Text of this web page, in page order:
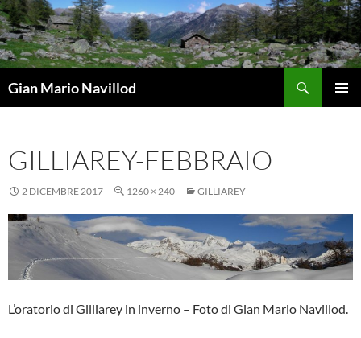
Vai
al
contenuto
Gian Mario Navillod
GILLIAREY-FEBBRAIO
2 DICEMBRE 2017 1260 × 240 GILLIAREY
L’oratorio di Gilliarey in inverno – Foto di Gian Mario Navillod.